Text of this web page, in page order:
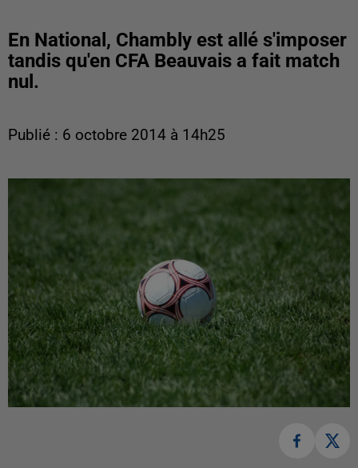
En National, Chambly est allé s'imposer
tandis qu'en CFA Beauvais a fait match
nul.
Publié : 6 octobre 2014 à 14h25